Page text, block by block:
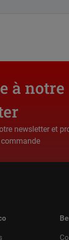
à notre
newsletter et